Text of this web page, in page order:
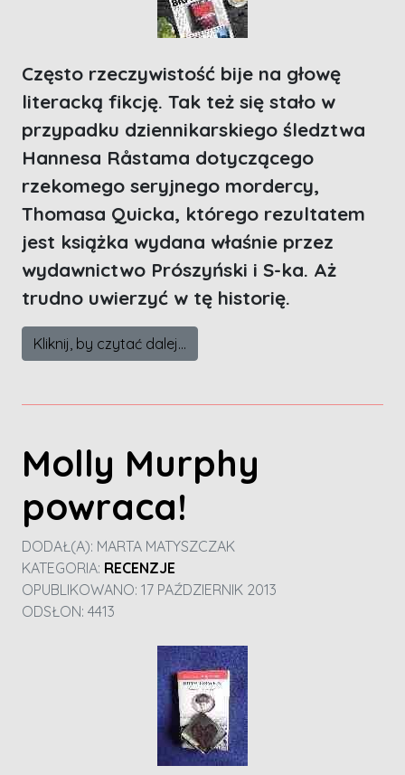
Często rzeczywistość bije na głowę
literacką fikcję. Tak też się stało w
przypadku dziennikarskiego śledztwa
Hannesa Råstama dotyczącego
rzekomego seryjnego mordercy,
Thomasa Quicka, którego rezultatem
jest książka wydana właśnie przez
wydawnictwo Prószyński i S-ka. Aż
trudno uwierzyć w tę historię.
Kliknij, by czytać dalej...
Molly Murphy
powraca!
DODAŁ(A): MARTA MATYSZCZAK
KATEGORIA: RECENZJE
OPUBLIKOWANO: 17 PAŹDZIERNIK 2013
ODSŁON: 4413